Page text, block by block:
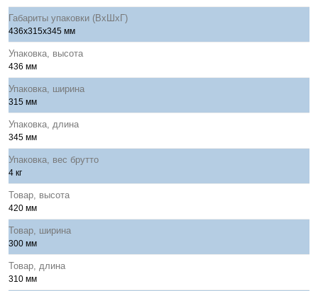
Габариты упаковки (ВхШхГ)
436x315x345 мм
Упаковка, высота
436 мм
Упаковка, ширина
315 мм
Упаковка, длина
345 мм
Упаковка, вес брутто
4 кг
Товар, высота
420 мм
Товар, ширина
300 мм
Товар, длина
310 мм